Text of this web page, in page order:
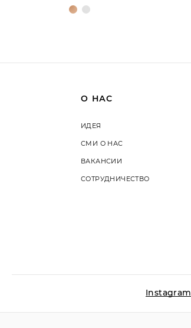
О НАС
ИДЕЯ
СМИ О НАС
ВАКАНСИИ
СОТРУДНИЧЕСТВО
Instagram